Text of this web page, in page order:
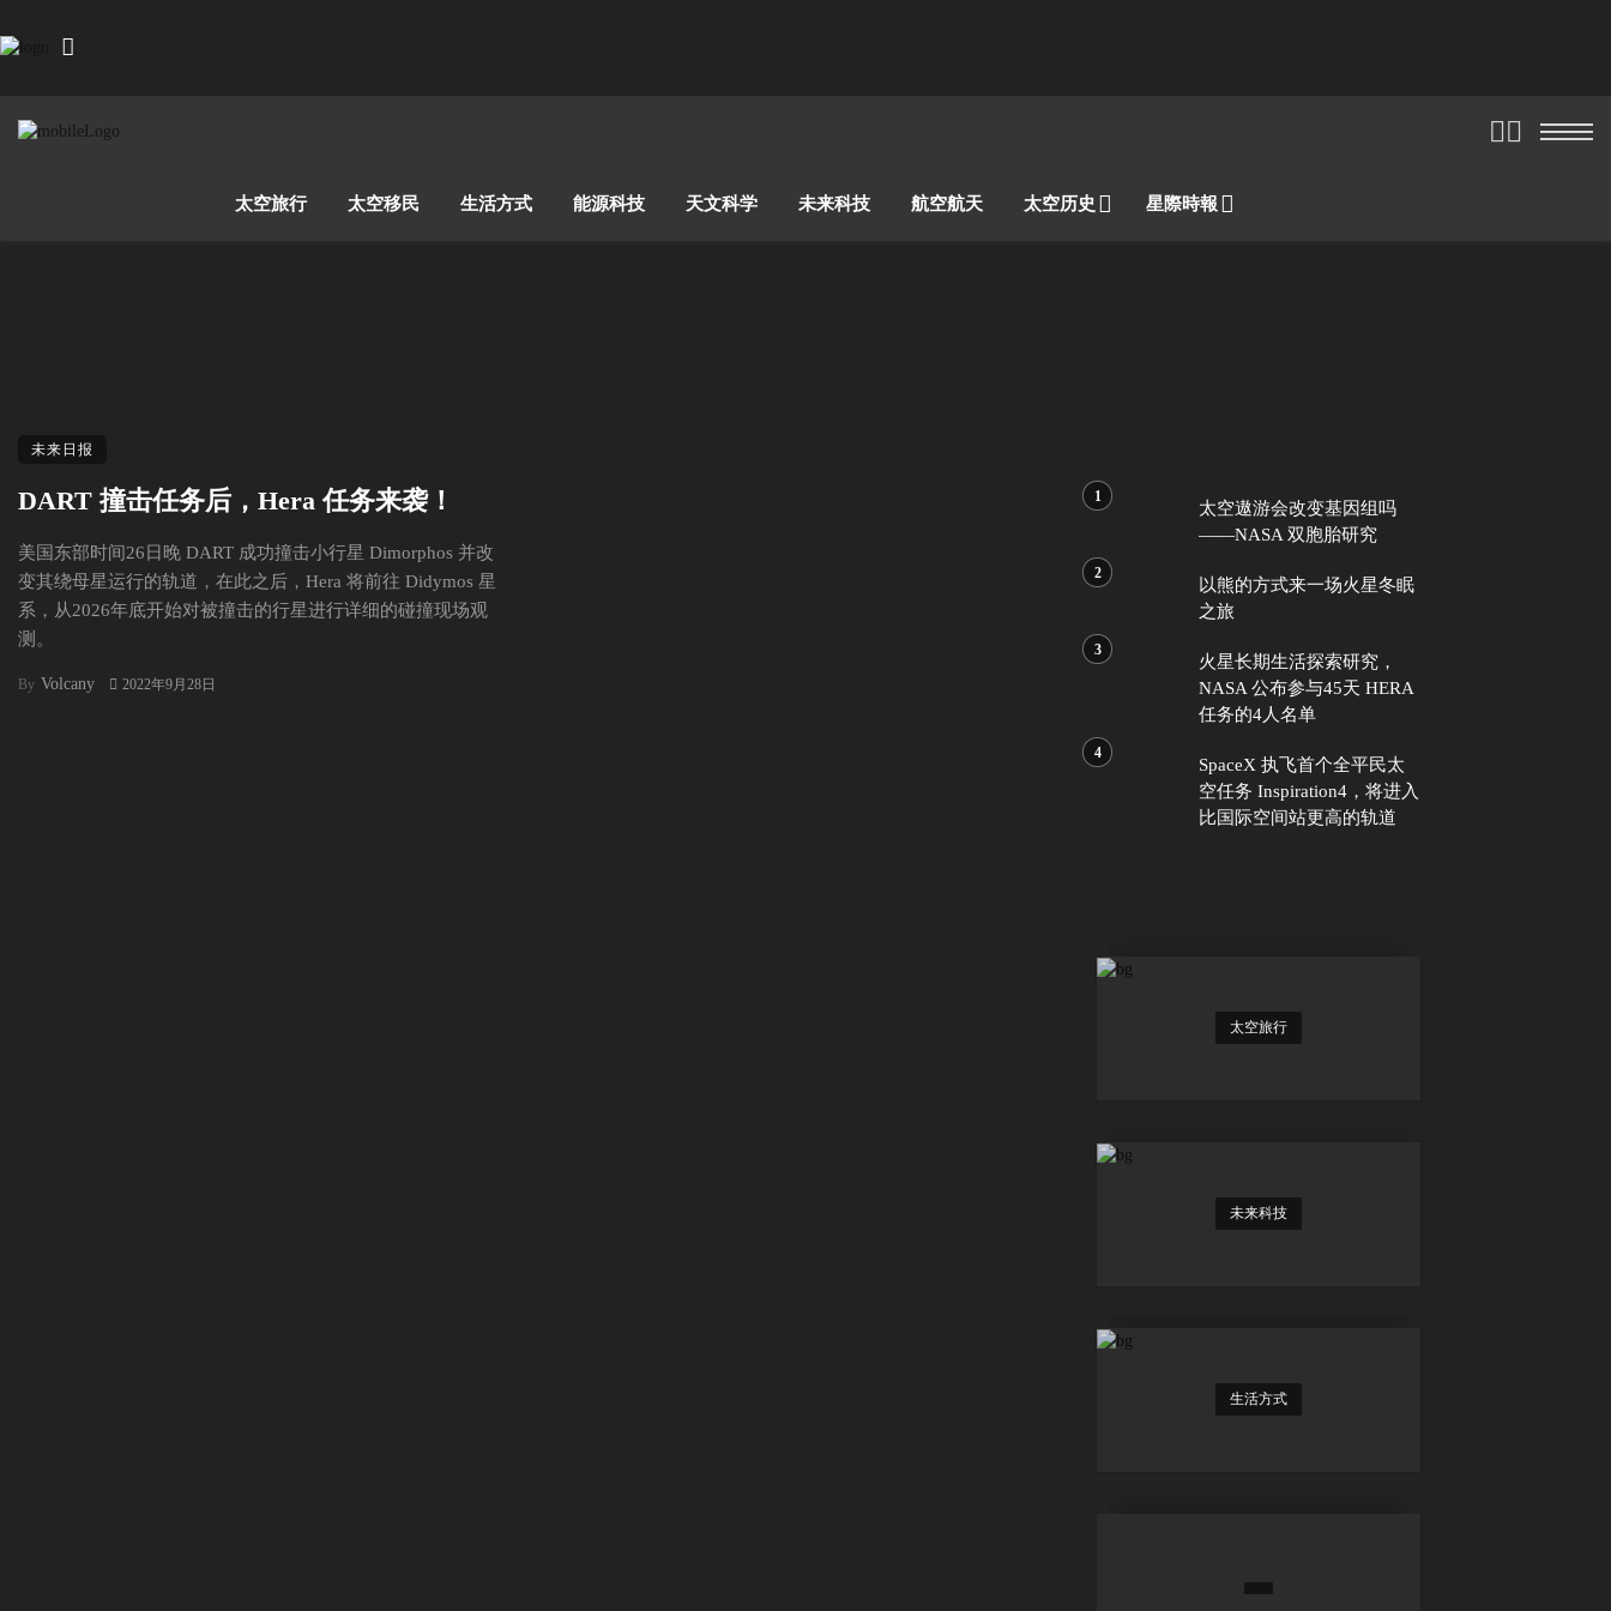
太空旅行 太空移民 生活方式 能源科技 天文科学 未来科技 航空航天 太空历史 星際時報
未来日报
DART 撞击任务后，Hera 任务来袭！
美国东部时间26日晚 DART 成功撞击小行星 Dimorphos 并改
变其绕母星运行的轨道，在此之后，Hera 将前往 Didymos 星
系，从2026年底开始对被撞击的行星进行详细的碰撞现场观
测。
By Volcany 2022年9月28日
太空遨游会改变基因组吗
——NASA 双胞胎研究
以熊的方式来一场火星冬眠
之旅
火星长期生活探索研究，
NASA 公布参与45天 HERA
任务的4人名单
SpaceX 执飞首个全平民太
空任务 Inspiration4，将进入
比国际空间站更高的轨道
太空旅行
未来科技
生活方式